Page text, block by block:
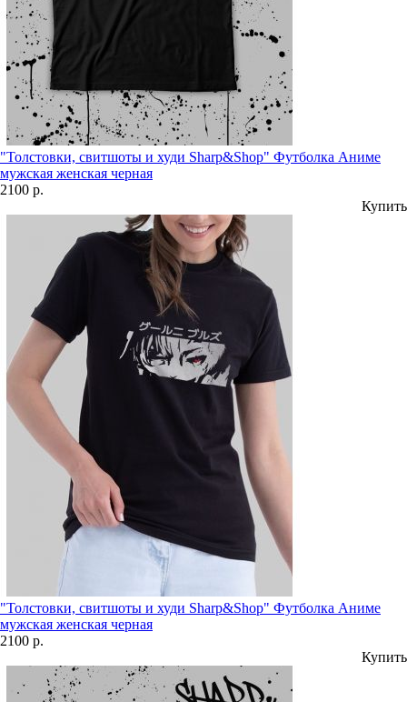
"Толстовки, свитшоты и худи Sharp&Shop" Футболка Аниме
мужская женская черная
2100 р.
Купить
"Толстовки, свитшоты и худи Sharp&Shop" Футболка Аниме
мужская женская черная
2100 р.
Купить